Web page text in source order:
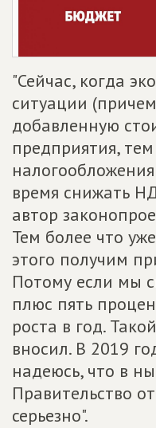
"Сейчас, когда
ситуации
добавленную
предприятия,
время снижать
автор
Тем более что
этого получим
Потому если мы
плюс пять
роста в год.
вносил. В 2019
надеюсь, что в
Правительство
серьезно".